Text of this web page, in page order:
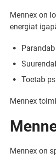
Mennex on
energiat
Toetab
Mennex
Mennex on